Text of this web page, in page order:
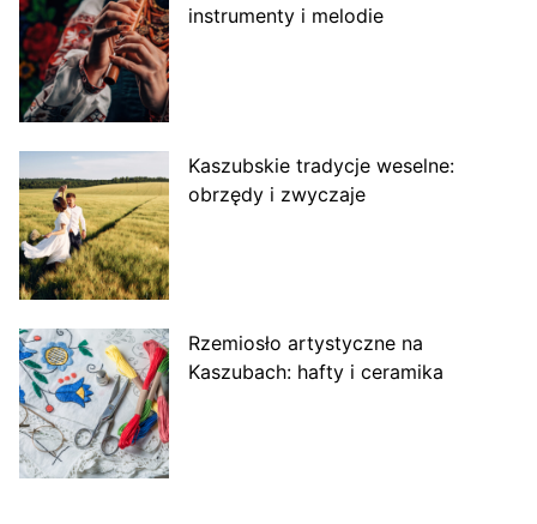
instrumenty i melodie
Kaszubskie tradycje weselne:
obrzędy i zwyczaje
Rzemiosło artystyczne na
Kaszubach: hafty i ceramika